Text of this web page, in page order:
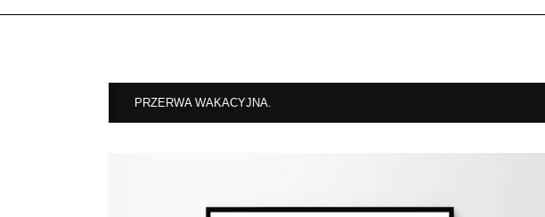
PRZERWA WAKACYJNA.